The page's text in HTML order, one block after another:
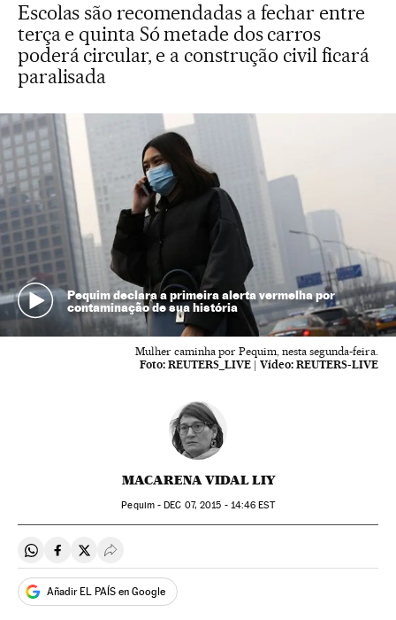
Escolas são recomendadas a fechar entre
terça e quinta Só metade dos carros
poderá circular, e a construção civil ficará
paralisada
Pequim declara a primeira alerta vermelha por
contaminação de sua história
Mulher caminha por Pequim, nesta segunda-feira.
Foto: REUTERS_LIVE | Vídeo: REUTERS-LIVE
MACARENA VIDAL LIY
Pequim -DEC 07, 2015 - 14:46 EST
Compartir en Whatsapp
Compartir en Facebook
Compartir en Twitter
Desplegar Redes Sociales
Añadir EL PAÍS en Google